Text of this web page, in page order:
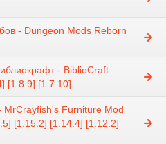
- Dungeon Mods Reborn
- BiblioCraft
[1.8.9] [1.7.10]
Furniture Mod
[1.15.2] [1.14.4] [1.12.2]